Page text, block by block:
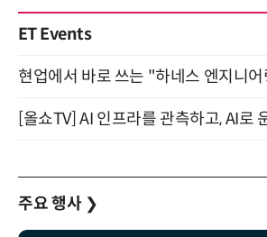
ET Events
주요 행사 ❯